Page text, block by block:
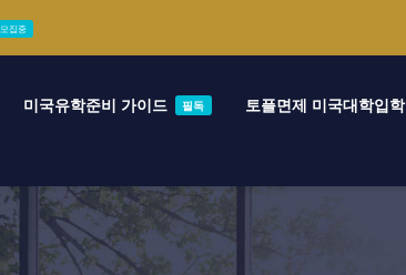
모집중
미국유학준비 가이드 필독 토플면제 미국대학입학